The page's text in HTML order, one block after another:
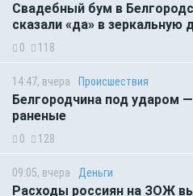
Свадебный бум в
сказали «да» в зеркальную
0 118
14:47, вчера Происшествия
Белгородчина под ударом
раненые
0 128
09:05, вчера Деньги
Расходы россиян на ЗОЖ